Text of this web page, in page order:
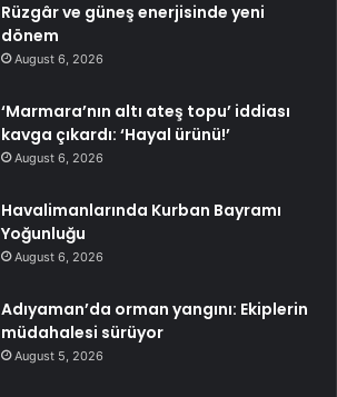
Rüzgâr ve güneş enerjisinde yeni
dönem
August 6, 2026
‘Marmara’nın altı ateş topu’ iddiası
kavga çıkardı: ‘Hayal ürünü!’
August 6, 2026
Havalimanlarında Kurban Bayramı
Yoğunluğu
August 6, 2026
Adıyaman’da orman yangını: Ekiplerin
müdahalesi sürüyor
August 5, 2026